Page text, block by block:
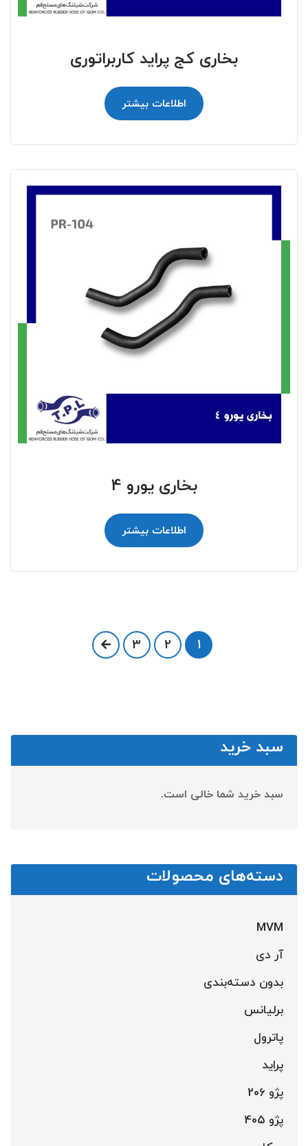
بخاری کج پراید کاربراتوری
اطلاعات بیشتر
بخاری یورو 4
اطلاعات بیشتر
1
2
3
سبد خرید
سبد خرید شما خالی است.
دسته‌های محصولات
MVM
آر دی
بدون دسته‌بندی
برلیانس
پاترول
پراید
پژو 206
پژو 405